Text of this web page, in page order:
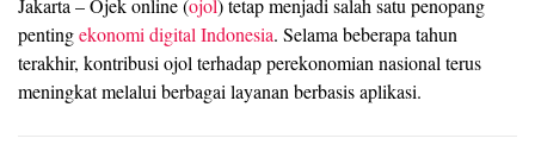
Jakarta – Ojek online (ojol) tetap menjadi salah satu penopang
pentingekonomi digital Indonesia. Selama beberapa tahun
terakhir, kontribusi ojol terhadap perekonomian nasional terus
meningkat melalui berbagai layanan berbasis aplikasi.